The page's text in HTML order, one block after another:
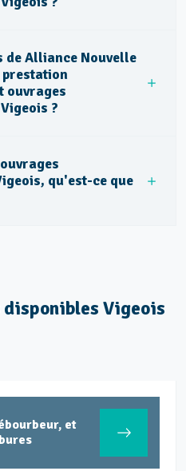
de Alliance Nouvelle
ouvrages
?
qu'est-ce que
Vigeois
et